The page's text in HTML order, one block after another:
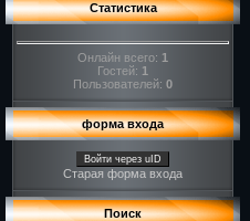
Статистика
Онлайн всего: 1
Гостей: 1
Пользователей: 0
форма входа
Войти через uID
Старая форма входа
Поиск